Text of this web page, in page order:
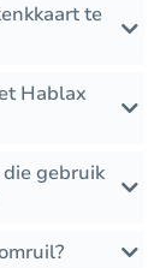
te
Hablax
gebruik